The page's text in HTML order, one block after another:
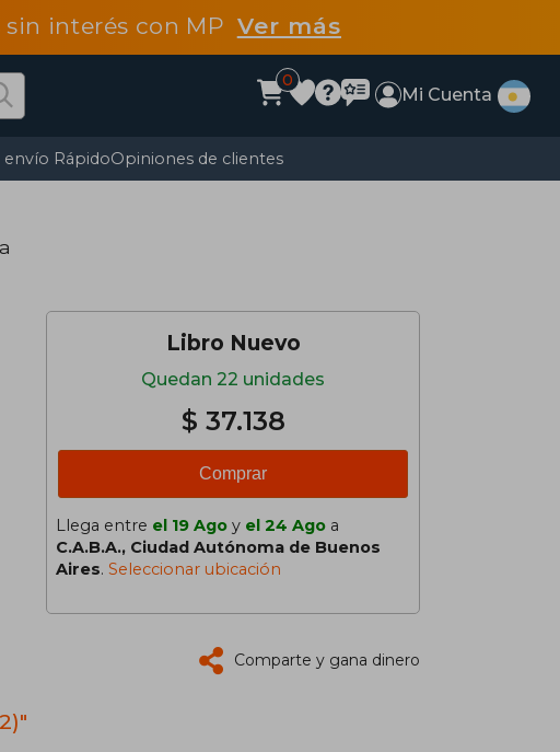
interés con MP Ver más
0
Mi Cuenta
RápidoOpiniones de clientes
Libro Nuevo
Quedan 22 unidades
$ 37.138
Comprar
Llega entre el 19 Ago y el 24 Ago a
C.A.B.A., Ciudad Autónoma de Buenos
Aires. Seleccionar ubicación
Comparte y gana dinero